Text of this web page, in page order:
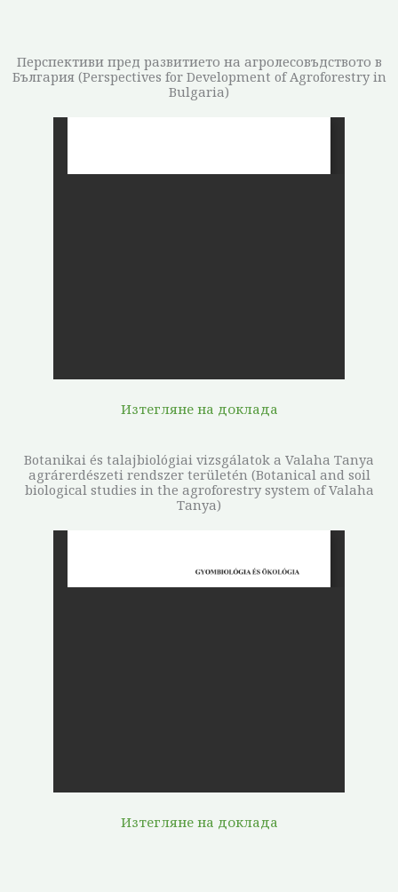
Перспективи пред развитието на агролесовъдството в
България (Perspectives for Development of Agroforestry in
Bulgaria)
Изтегляне на доклада
Botanikai és talajbiológiai vizsgálatok a Valaha Tanya
agrárerdészeti rendszer területén (Botanical and soil
biological studies in the agroforestry system of Valaha
Tanya)
Изтегляне на доклада